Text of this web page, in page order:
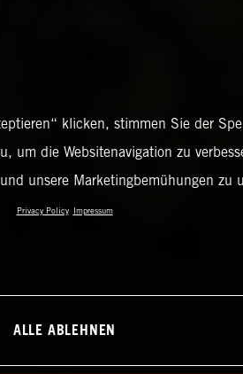
klicken, stimmen Sie der
um die Websitenavigation zu
unsere Marketingbemühungen zu
Privacy Policy Impressum
ALLE ABLEHNEN